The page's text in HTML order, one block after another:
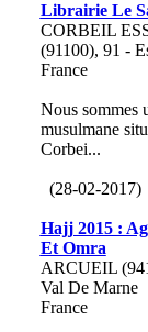
Librairie Le
CORBEIL
(91100), 91 -
France
Nous sommes
musulmane
Corbei...
(28-02-2017)
Hajj 2015 :
Et Omra
ARCUEIL
Val De Marne
France